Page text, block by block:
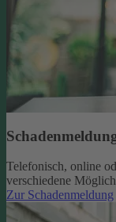
Telefonisch, online
verschiedene
Zur Schadenmeldung